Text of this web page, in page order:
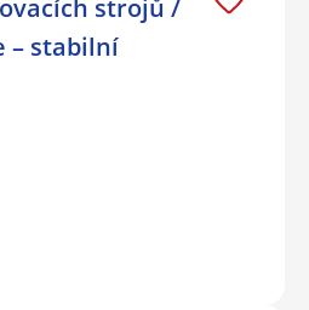
strojů /
– stabilní